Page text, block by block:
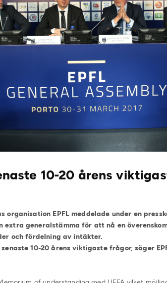
10-20 årens
organisation EPFL meddelade under en
extra generalstämma för att nå en
och fördelning av intäkter.
10-20 årens viktigaste frågor, säger